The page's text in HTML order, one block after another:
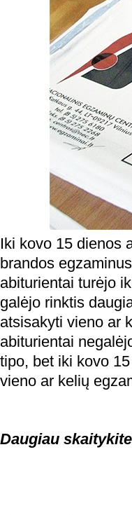
Iki kovo 15 dienos
brandos
abiturientai turėjo
galėjo rinktis
atsisakyti vieno ar
abiturientai
tipo, bet iki kovo
vieno ar kelių
Daugiau